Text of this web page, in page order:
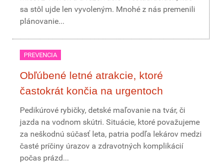
sa stôl ujde len vyvoleným. Mnohé z nás premenili
plánovanie...
PREVENCIA
Obľúbené letné atrakcie, ktoré
častokrát končia na urgentoch
Pedikúrové rybičky, detské maľovanie na tvár, či
jazda na vodnom skútri. Situácie, ktoré považujeme
za neškodnú súčasť leta, patria podľa lekárov medzi
časté príčiny úrazov a zdravotných komplikácií
počas prázd...